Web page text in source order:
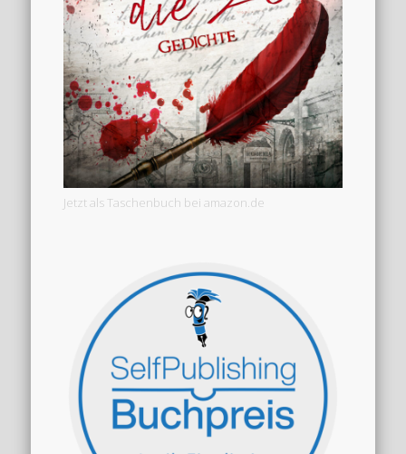
Jetzt als Taschenbuch bei amazon.de